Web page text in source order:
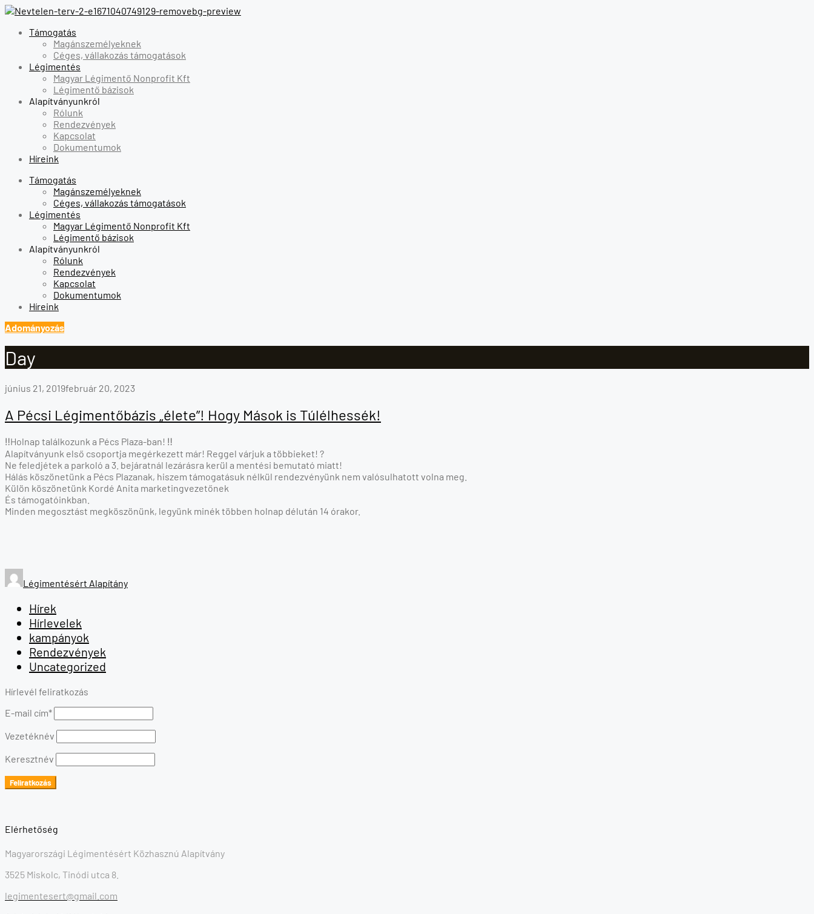
Támogatás
Magánszemélyeknek
Céges, vállakozás támogatások
Légimentés
Magyar Légimentő Nonprofit Kft
Légimentő bázisok
Alapítványunkról
Rólunk
Rendezvények
Kapcsolat
Dokumentumok
Híreink
Támogatás
Magánszemélyeknek
Céges, vállakozás támogatások
Légimentés
Magyar Légimentő Nonprofit Kft
Légimentő bázisok
Alapítványunkról
Rólunk
Rendezvények
Kapcsolat
Dokumentumok
Híreink
Adományozás
Day
Nap:
2019.
június
21.
június 21, 2019február 20, 2023
A Pécsi Légimentőbázis „élete”! Hogy Mások is Túlélhessék!
‼️Holnap találkozunk a Pécs Plaza-ban! ‼️
Alapítványunk első csoportja megérkezett már! Reggel várjuk a többieket! ?
Ne feledjétek a parkoló a 3. bejáratnál lezárásra kerül a mentési bemutató miatt!
Hálás köszönetünk a Pécs Plazanak, hiszem támogatásuk nélkül rendezvényünk nem valósulhatott volna meg.
Külön köszönetünk Kordé Anita marketingvezetőnek
És támogatóinkban.
Minden megosztást megköszönünk, legyünk minék többen holnap délután 14 órakor.
Légimentésért Alapítány
Hírek
Hírlevelek
kampányok
Rendezvények
Uncategorized
Hírlevél feliratkozás
E-mail cím*
Vezetéknév
Keresztnév
Elérhetőség
Magyarországi Légimentésért Közhasznú Alapítvány
3525 Miskolc, Tinódi utca 8.
legimentesert@gmail.com